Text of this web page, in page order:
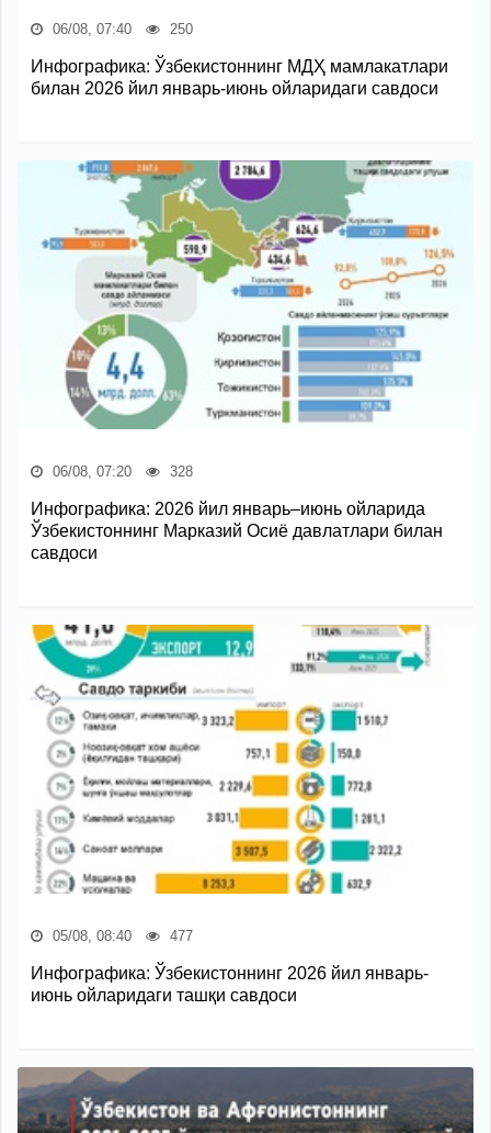
06/08, 07:40 250
Инфографика: Ўзбекистоннинг МДҲ мамлакатлари
билан 2026 йил январь-июнь ойларидаги савдоси
06/08, 07:20 328
Инфографика: 2026 йил январь–июнь ойларида
Ўзбекистоннинг Марказий Осиё давлатлари билан
савдоси
05/08, 08:40 477
Инфографика: Ўзбекистоннинг 2026 йил январь-
июнь ойларидаги ташқи савдоси